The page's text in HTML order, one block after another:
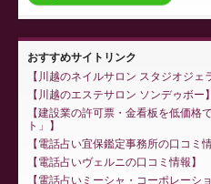
おすすめサイトリンク
川越のネイルサロン スタジオジェ
川越のエステサロン ソンデゥボー
建設業の許可票・金看板を低価格
ト」
電話占い宜保鑑定事務所の口コミ
電話占いヴェルニの口コミ情報
電話占いミーシャ・コーポレーシ